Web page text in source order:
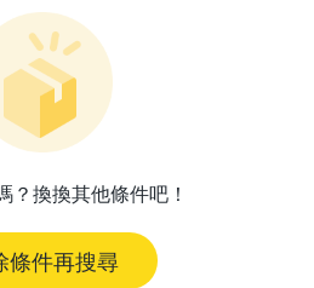
？換換其他條件吧！
條件再搜尋